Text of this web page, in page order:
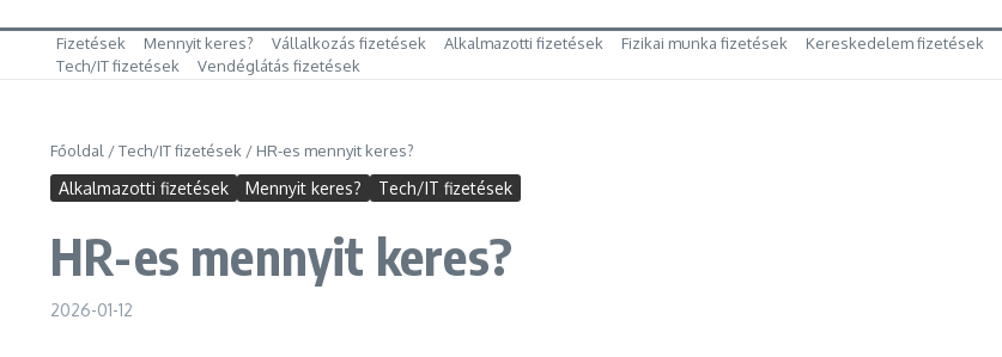
Fizetések Mennyit keres? Vállalkozás fizetések Alkalmazotti fizetések Fizikai munka fizetések Kereskedelem fizetések
Tech/IT fizetések
Vendéglátás fizetések
Főoldal /Tech/IT fizetések / HR-es mennyit keres?
Alkalmazotti fizetések Mennyit keres? Tech/IT fizetések
HR-es mennyit keres?
2026-01-12